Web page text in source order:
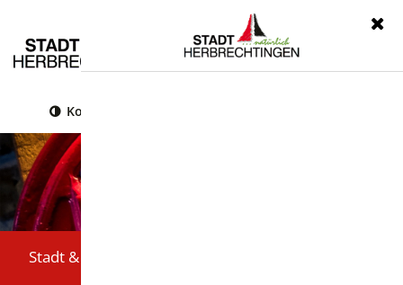
Kontrast
Stadt & Bürger